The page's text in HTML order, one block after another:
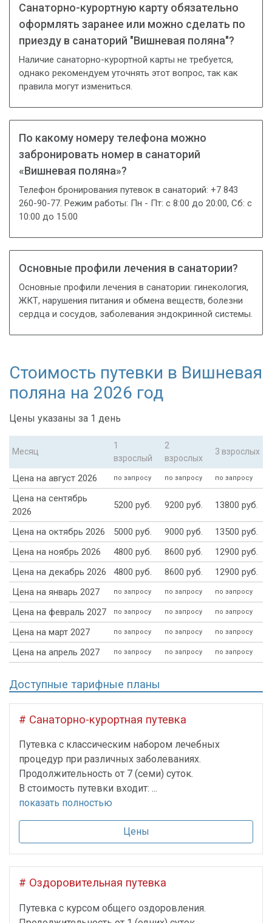
Санаторно-курортную карту обязательно
оформлять заранее или можно сделать по
приезду в санаторий "Вишневая поляна"?
Наличие санаторно-курортной карты не требуется,
однако рекомендуем уточнять этот вопрос, так как
правила могут измениться.
По какому номеру телефона можно
забронировать номер в санаторий
«Вишневая поляна»?
Телефон бронирования путевок в санаторий: +7 843
260-90-77. Режим работы: Пн - Пт: с 8:00 до 20:00, Сб: с
10:00 до 15:00
Основные профили лечения в санатории?
Основные профили лечения в санатории: гинекология,
ЖКТ, нарушения питания и обмена веществ, болезни
сердца и сосудов, заболевания эндокринной системы.
Стоимость путевки в Вишневая
поляна на 2026 год
Цены указаны за 1 день
Месяц
1
взрослый
2
взрослых
3 взрослых
Цена на август 2026 по запросу по запросу по запросу
Цена на сентябрь
2026
5200 руб. 9200 руб. 13800 руб.
Цена на октябрь 2026 5000 руб. 9000 руб.
13500 руб.
Цена на ноябрь 2026
4800 руб. 8600 руб.
12900 руб.
Цена на декабрь 2026
4800 руб. 8600 руб.
12900 руб.
Цена на январь 2027
по запросу по запросу по запросу
Цена на февраль 2027 по запросу по запросу по запросу
Цена на март 2027 по запросу по запросу по запросу
Цена на апрель 2027 по запросу по запросу по запросу
Доступные тарифные планы
# Санаторно-курортная путевка
Путевка с классическим набором лечебных
процедур при различных заболеваниях.
Продолжительность от 7 (семи) суток.
В стоимость путевки входит: ...
показать полностью
Цены
# Оздоровительная путевка
Путевка с курсом общего оздоровления.